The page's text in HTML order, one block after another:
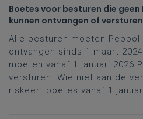
Boetes voor besturen die
kunnen ontvangen of versturen
Alle besturen moeten
ontvangen sinds 1 maart
moeten vanaf 1 januari 2026
versturen. Wie niet aan de
riskeert boetes vanaf 1